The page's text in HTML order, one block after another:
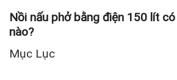
Nồi nấu phở bằng điện 150 lít
nào?
Mục Lục